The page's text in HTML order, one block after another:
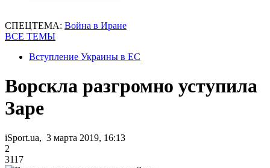
СПЕЦТЕМА: Война в Иране
ВСЕ ТЕМЫ
Вступление Украины в ЕС
Ворскла разгромно уступила
Заре
iSport.ua, 3 марта 2019, 16:13
2
3117